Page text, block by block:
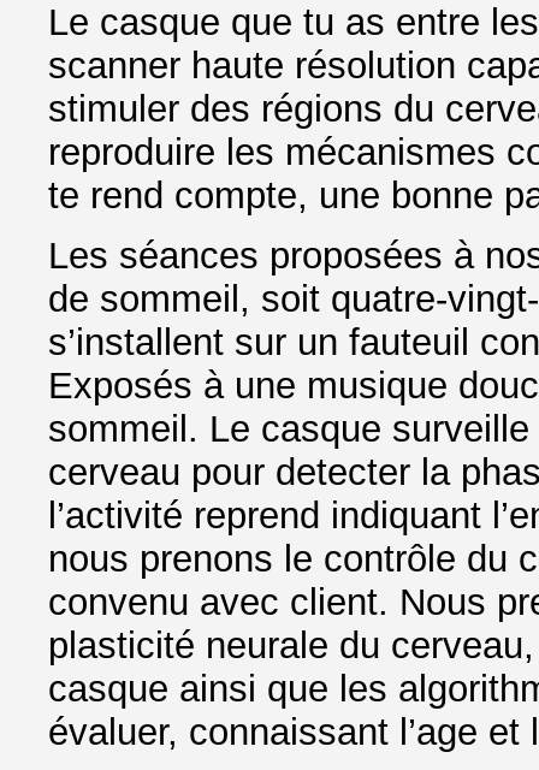
Le casque que tu as entre
scanner haute résolution
stimuler des régions du
reproduire les mécanismes
te rend compte, une bonne
Les séances proposées à
de sommeil, soit quatre-
s’installent sur un fauteuil
Exposés à une musique
sommeil. Le casque
cerveau pour detecter la
l’activité reprend indiquant
nous prenons le contrôle du
convenu avec client. Nous
plasticité neurale du
casque ainsi que les
évaluer, connaissant l’age